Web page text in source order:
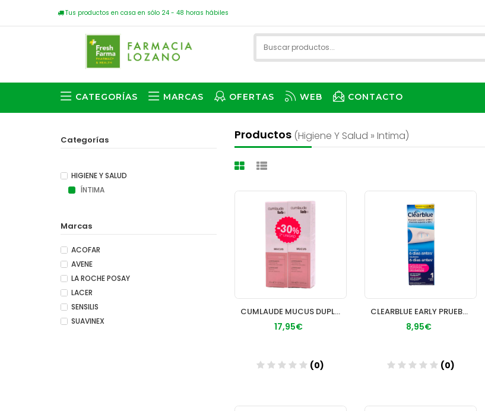
Tus productos en casa en sólo 24 - 48 horas hábiles
CATEGORÍAS MARCAS OFERTAS WEB CONTACTO
Productos (higiene Y Salud » Intima)
CUMLAUDE MUCUS DUPLO 2º UNIDAD 25%
17,95€
(0)
CLEARBLUE EARLY PRUEBA DETECCION TEMPRANA TEST D
8,95€
(0)
Categorías
HIGIENE Y SALUD
ÍNTIMA
Marcas
ACOFAR
AVENE
LA ROCHE POSAY
LACER
SENSILIS
SUAVINEX